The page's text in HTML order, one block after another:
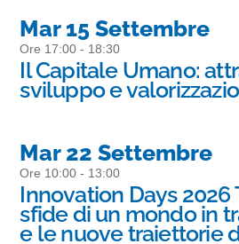
Mar 15 Settembre
Ore 17:00 - 18:30
Il Capitale Umano:
sviluppo e
Mar 22 Settembre
Ore 10:00 - 13:00
Innovation Days 2026
sfide di un mondo in
e le nuove traiettorie